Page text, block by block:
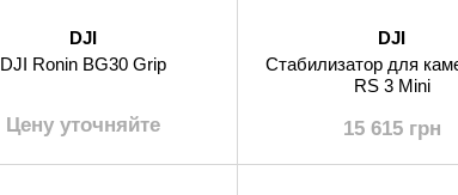
DJI
DJI Ronin BG30 Grip
Цену уточняйте
DJI
Стабилизатор для
RS 3 Mini
15 615 грн